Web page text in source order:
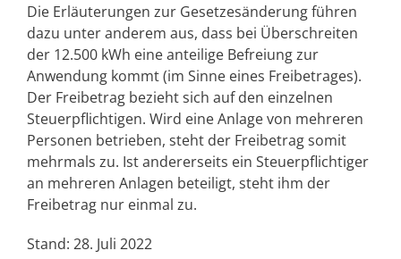
Die Erläuterungen zur Gesetzesänderung führen
dazu unter anderem aus, dass bei Überschreiten
der 12.500 kWh eine anteilige Befreiung zur
Anwendung kommt (im Sinne eines Freibetrages).
Der Freibetrag bezieht sich auf den einzelnen
Steuerpflichtigen. Wird eine Anlage von mehreren
Personen betrieben, steht der Freibetrag somit
mehrmals zu. Ist andererseits ein Steuerpflichtiger
an mehreren Anlagen beteiligt, steht ihm der
Freibetrag nur einmal zu.
Stand: 28. Juli 2022